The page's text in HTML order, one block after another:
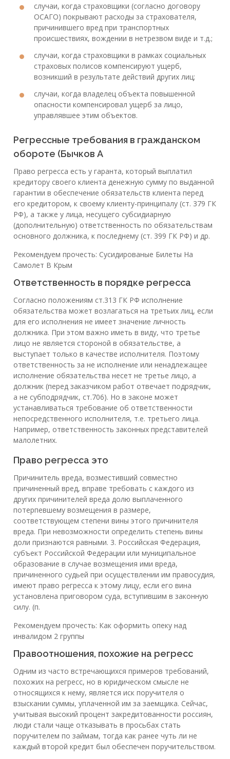
случаи, когда страховщики (согласно договору
ОСАГО) покрывают расходы за страхователя,
причинившего вред при транспортных
происшествиях, вождении в нетрезвом виде и т.д.;
случаи, когда страховщики в рамках социальных
страховых полисов компенсируют ущерб,
возникший в результате действий других лиц;
случаи, когда владелец объекта повышенной
опасности компенсировал ущерб за лицо,
управлявшее этим объектов.
Регрессные требования в гражданском
обороте (Бычков А
Право регресса есть у гаранта, который выплатил
кредитору своего клиента денежную сумму по выданной
гарантии в обеспечение обязательств клиента перед
его кредитором, к своему клиенту-принципалу (ст. 379 ГК
РФ), а также у лица, несущего субсидиарную
(дополнительную) ответственность по обязательствам
основного должника, к последнему (ст. 399 ГК РФ) и др.
Рекомендуем прочесть: Сусидированые Билеты На
Самолет В Крым
Ответственность в порядке регресса
Согласно положениям ст.313 ГК РФ исполнение
обязательства может возлагаться на третьих лиц, если
для его исполнения не имеет значение личность
должника. При этом важно иметь в виду, что третье
лицо не является стороной в обязательстве, а
выступает только в качестве исполнителя. Поэтому
ответственность за не исполнение или ненадлежащее
исполнение обязательства несет не третье лицо, а
должник (перед заказчиком работ отвечает подрядчик,
а не субподрядчик, ст.706). Но в законе может
устанавливаться требование об ответственности
непосредственного исполнителя, т.е. третьего лица.
Например, ответственность законных представителей
малолетних.
Право регресса это
Причинитель вреда, возместивший совместно
причиненный вред, вправе требовать с каждого из
других причинителей вреда долю выплаченного
потерпевшему возмещения в размере,
соответствующем степени вины этого причинителя
вреда. При невозможности определить степень вины
доли признаются равными. 3. Российская Федерация,
субъект Российской Федерации или муниципальное
образование в случае возмещения ими вреда,
причиненного судьей при осуществлении им правосудия,
имеют право регресса к этому лицу, если его вина
установлена приговором суда, вступившим в законную
силу. (п.
Рекомендуем прочесть: Как оформить опеку над
инвалидом 2 группы
Правоотношения, похожие на регресс
Одним из часто встречающихся примеров требований,
похожих на регресс, но в юридическом смысле не
относящихся к нему, является иск поручителя о
взыскании суммы, уплаченной им за заемщика. Сейчас,
учитывая высокий процент закредитованности россиян,
люди стали чаще отказывать в просьбах стать
поручителем по займам, тогда как ранее чуть ли не
каждый второй кредит был обеспечен поручительством.